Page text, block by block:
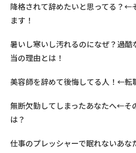
降格されて辞めたいと思ってる？←
ます！
暑いし寒いし汚れるのになぜ？過
当の理由とは！
美容師を辞めて後悔してる人！←転
無断欠勤してしまったあなたへ←そ
は？
仕事のプレッシャーで眠れないあな